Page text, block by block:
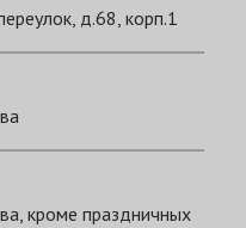
д.68, корп.1
кроме праздничных